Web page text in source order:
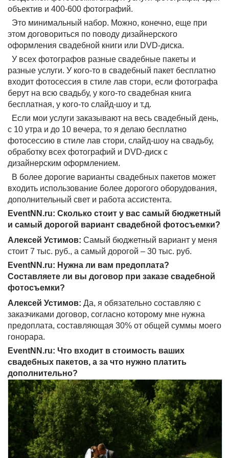
объектив и 400-600 фотографий.
Это минимальный набор. Можно, конечно, еще при
этом договориться по поводу дизайнерского
оформления свадебной книги или DVD-диска.
У всех фотографов разные свадебные пакеты и
разные услуги. У кого-то в свадебный пакет бесплатно
входит фотосессия в стиле лав стори, если фотографа
берут на всю свадьбу, у кого-то свадебная книга
бесплатная, у кого-то слайд-шоу и т.д.
Если мои услуги заказывают на весь свадебный день,
с 10 утра и до 10 вечера, то я делаю бесплатно
фотосессию в стиле лав стори, слайд-шоу на свадьбу,
обработку всех фотографий и DVD-диск с
дизайнерским оформлением.
В более дорогие варианты свадебных пакетов может
входить использование более дорогого оборудования,
дополнительный свет и работа ассистента.
EventNN.ru: Сколько стоит у вас самый бюджетный
и самый дорогой вариант свадебной фотосъемки?
Алексей Устимов: Самый бюджетный вариант у меня
стоит 7 тыс. руб., а самый дорогой – 30 тыс. руб.
EventNN.ru: Нужна ли вам предоплата?
Составляете ли вы договор при заказе свадебной
фотосъемки?
Алексей Устимов: Да, я обязательно составляю с
заказчиками договор, согласно которому мне нужна
предоплата, составляющая 30% от общей суммы моего
гонорара.
EventNN.ru: Что входит в стоимость ваших
свадебных пакетов, а за что нужно платить
дополнительно?